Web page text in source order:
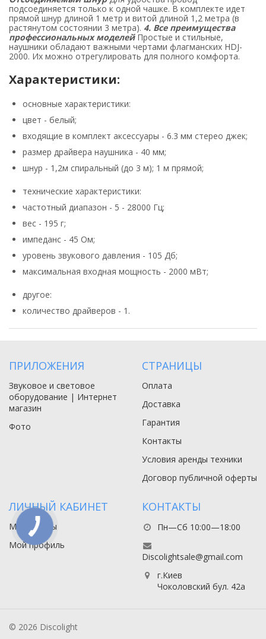
подсоединяется только к одной чашке. В комплекте идет
прямой шнур длиной 1 метр и витой длиной 1,2 метра (в
растянутом состоянии 3 метра). 4. Все преимущества
профессиональных моделейПростые и стильные,
наушники обладают важными чертами флагманских HDJ-
2000. Их можно отрегулировать для полного комфорта.
Характеристики:
основные характеристики:
цвет - белый;
входящие в комплект аксессуары - 6.3 мм стерео джек;
размер драйвера наушника - 40 мм;
шнур - 1,2м спиральный (до 3 м); 1 м прямой;
технические характеристики:
частотный диапазон - 5 - 28000 Гц;
вес - 195 г;
импеданс - 45 Ом;
уровень звукового давления - 105 Дб;
максимальная входная мощность - 2000 мВт;
другое:
количество драйверов - 1.
ПРИЛОЖЕНИЯ
Звуковое и световое
оборудование | Интернет
магазин
Фото
СТРАНИЦЫ
Оплата
Доставка
Гарантия
Контакты
Условия аренды техники
Договор публичной оферты
ЛИЧНЫЙ КАБИНЕТ
Мои заказы
Мой профиль
КОНТАКТЫ
Пн—Сб 10:00—18:00
Discolightsale@gmail.com
г.Киев
Чоколовский бул. 42а
© 2026 Discolight